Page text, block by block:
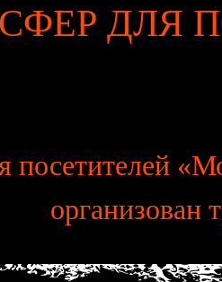
ДЛЯ
посетителей
организован